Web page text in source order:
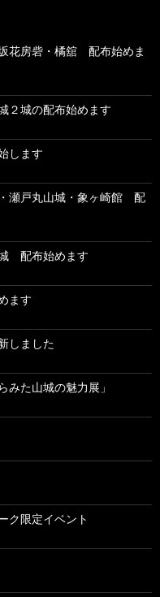
花房砦・橘舘 配布始めま
２城の配布始めます
します
瀬戸丸山城・象ヶ崎館 配
配布始めます
ます
しました
た山城の魅力展」
ク限定イベント